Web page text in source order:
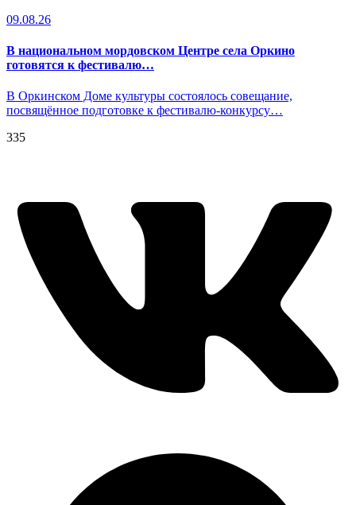
09.08.26
В национальном мордовском Центре села Оркино
готовятся к фестивалю…
В Оркинском Доме культуры состоялось совещание,
посвящённое подготовке к фестивалю-конкурсу…
335